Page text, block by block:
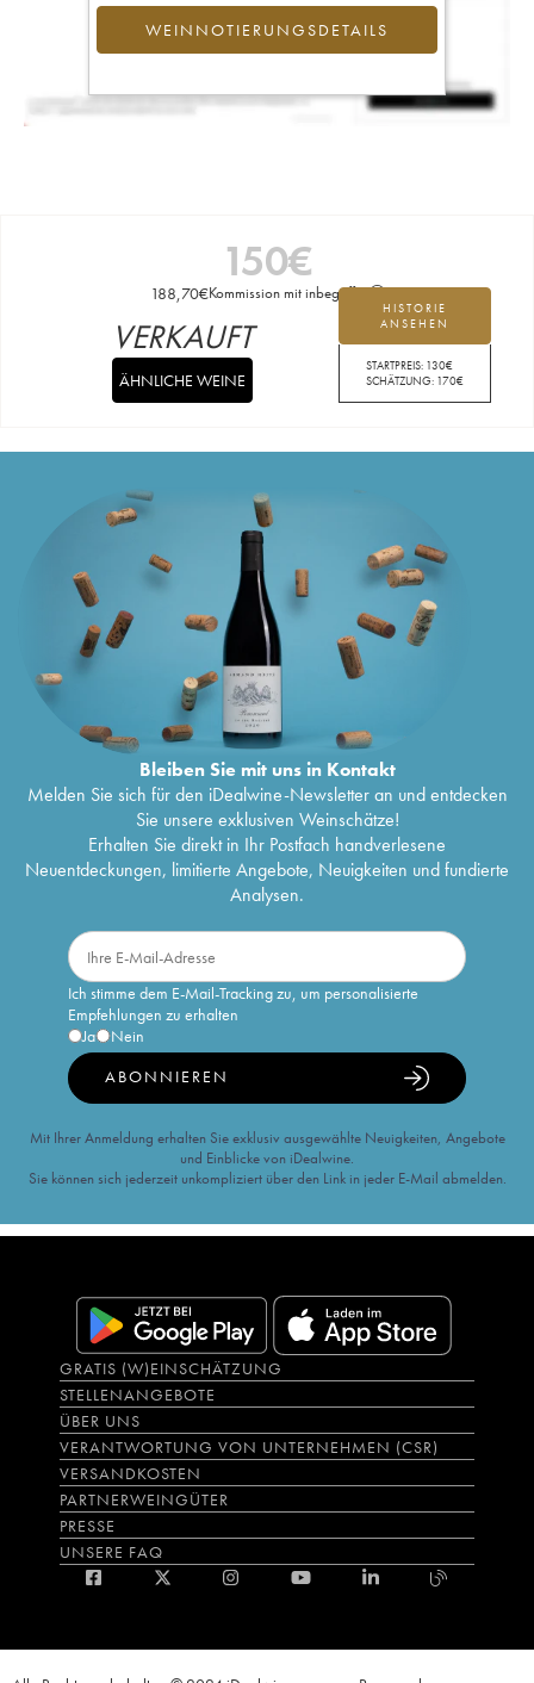
WEINNOTIERUNGSDETAILS
150€
188,70€Kommission mit inbegriffen
HISTORIE
ANSEHEN
STARTPREIS: 130€
SCHÄTZUNG: 170€
VERKAUFT
ÄHNLICHE WEINE
Bleiben Sie mit uns in Kontakt
Melden Sie sich für den iDealwine-Newsletter an und entdecken
Sie unsere exklusiven Weinschätze!
Erhalten Sie direkt in Ihr Postfach handverlesene
Neuentdeckungen, limitierte Angebote, Neuigkeiten und fundierte
Analysen.
Ich stimme dem E-Mail-Tracking zu, um personalisierte
Empfehlungen zu erhalten
Ja
Nein
ABONNIEREN
Mit Ihrer Anmeldung erhalten Sie exklusiv ausgewählte Neuigkeiten, Angebote
und Einblicke von iDealwine.
Sie können sich jederzeit unkompliziert über den Link in jeder E-Mail abmelden.
GRATIS (W)EINSCHÄTZUNG
STELLENANGEBOTE
ÜBER UNS
VERANTWORTUNG VON UNTERNEHMEN (CSR)
VERSANDKOSTEN
PARTNERWEINGÜTER
PRESSE
UNSERE FAQ